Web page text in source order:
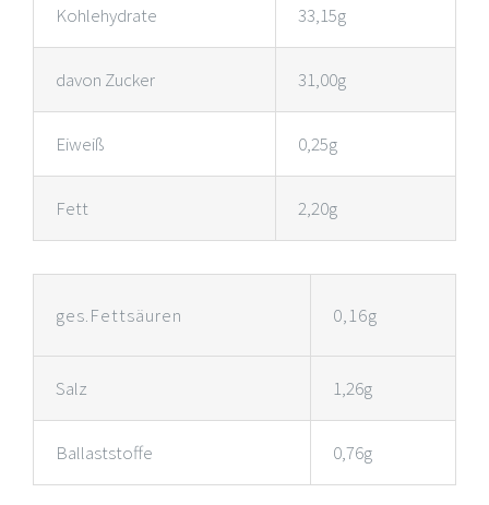
Kohlehydrate 33,15g
davon Zucker 31,00g
Eiweiß 0,25g
Fett 2,20g
ges.Fettsäuren 0,16g
Salz 1,26g
Ballaststoffe 0,76g